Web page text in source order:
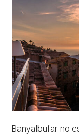
Banyalbufar no